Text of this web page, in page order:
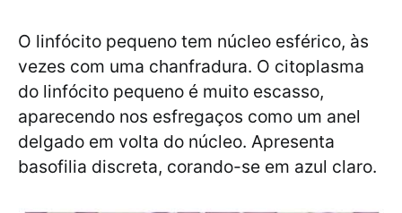
O linfócito pequeno tem núcleo esférico, às
vezes com uma chanfradura. O citoplasma
do linfócito pequeno é muito escasso,
aparecendo nos esfregaços como um anel
delgado em volta do núcleo. Apresenta
basofilia discreta, corando-se em azul claro.